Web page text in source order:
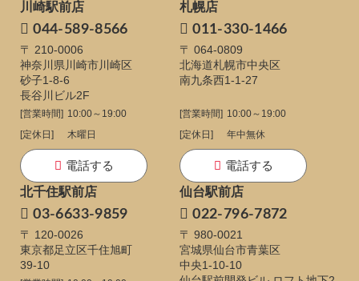
川崎駅前店
044-589-8566
〒 210-0006
神奈川県川崎市川崎区
砂子1-8-6
長谷川ビル2F
[営業時間] 10:00～19:00
[定休日]
木曜日
電話する
札幌店
011-330-1466
〒 064-0809
北海道札幌市中央区
南九条西1-1-27
[営業時間] 10:00～19:00
[定休日]
年中無休
電話する
北千住駅前店
03-6633-9859
〒 120-0026
東京都足立区千住旭町
39-10
仙台駅前店
022-796-7872
〒 980-0021
宮城県仙台市青葉区
中央1-10-10